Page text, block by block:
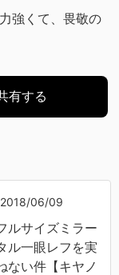
強くて、畏敬の
有する
2018/06/09
ルサイズミラー
ル一眼レフを実
ない件【キヤノ